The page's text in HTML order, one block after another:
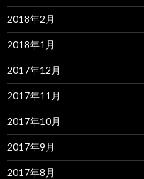
2018年2月
2018年1月
2017年12月
2017年11月
2017年10月
2017年9月
2017年8月